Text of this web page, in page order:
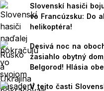
Slovenskí hasiči
vo Francúzsku: Do
helikoptéra!
Desivá noc na
zasiahlo obytný
Belgorod! Hlásia
zranených
V tejto časti